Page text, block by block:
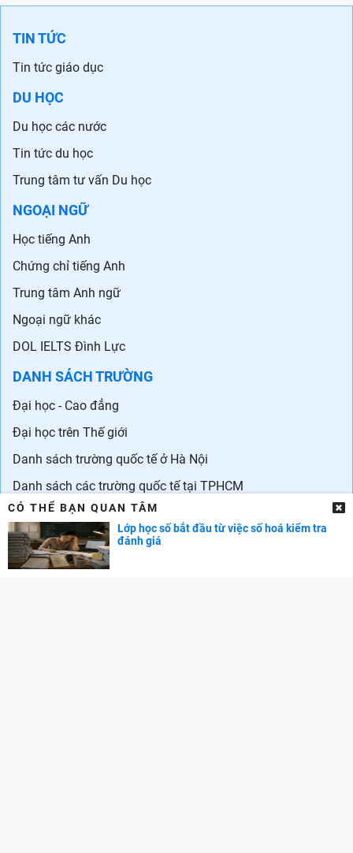
TIN TỨC
Tin tức giáo dục
DU HỌC
Du học các nước
Tin tức du học
Trung tâm tư vấn Du học
NGOẠI NGỮ
Học tiếng Anh
Chứng chỉ tiếng Anh
Trung tâm Anh ngữ
Ngoại ngữ khác
DOL IELTS Đình Lực
DANH SÁCH TRƯỜNG
Đại học - Cao đẳng
Đại học trên Thế giới
Danh sách trường quốc tế ở Hà Nội
Danh sách các trường quốc tế tại TPHCM
CẨM NANG NGHỀ NGHIỆP
Chọn ngành - Chọn nghề
Phát triển bản thân
CÓ THỂ BẠN QUAN TÂM
Lớp học số bắt đầu từ việc số hoá kiểm tra
đánh giá